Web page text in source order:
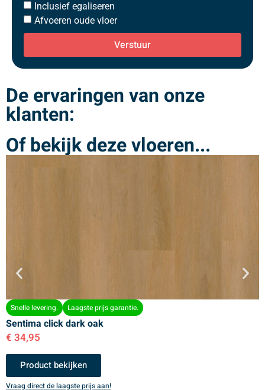
Inclusief egaliseren
Afvoeren oude vloer
Verstuur
De ervaringen van onze
klanten:
Of bekijk deze vloeren...
Snelle levering. Laagste prijs garantie.
Sentima click dark oak
€ 34,95
Product bekijken
Vraag direct de laagste prijs aan!